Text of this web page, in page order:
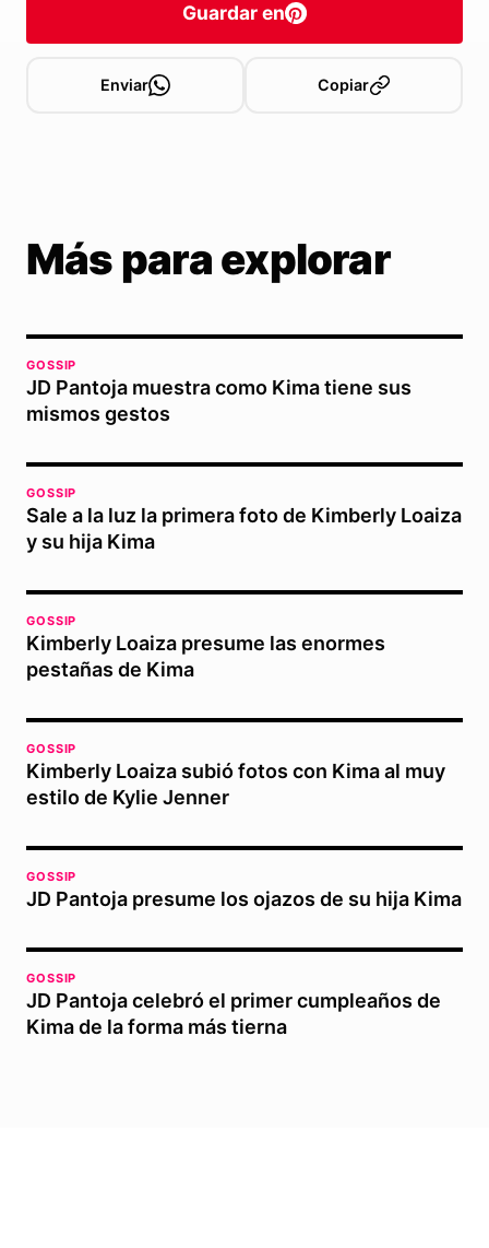
Guardar en
Enviar Copiar
Más para explorar
GOSSIP
JD Pantoja muestra como Kima tiene sus
mismos gestos
GOSSIP
Sale a la luz la primera foto de Kimberly Loaiza
y su hija Kima
GOSSIP
Kimberly Loaiza presume las enormes
pestañas de Kima
GOSSIP
Kimberly Loaiza subió fotos con Kima al muy
estilo de Kylie Jenner
GOSSIP
JD Pantoja presume los ojazos de su hija Kima
GOSSIP
JD Pantoja celebró el primer cumpleaños de
Kima de la forma más tierna